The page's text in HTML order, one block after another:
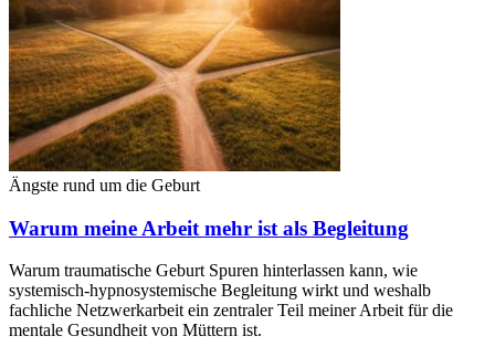
Ängste rund um die Geburt
Warum meine Arbeit mehr ist als Begleitung
Warum traumatische Geburt Spuren hinterlassen kann, wie
systemisch-hypnosystemische Begleitung wirkt und weshalb
fachliche Netzwerkarbeit ein zentraler Teil meiner Arbeit für die
mentale Gesundheit von Müttern ist.